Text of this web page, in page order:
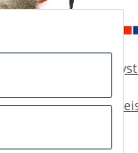
Dummy
mit Fell
Anmeldung